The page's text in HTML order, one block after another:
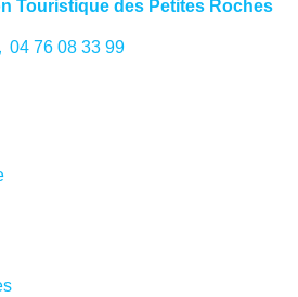
Touristique des Petites Roches
04 76 08 33 99